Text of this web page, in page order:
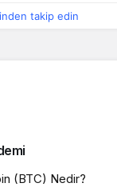
takip edin
(BTC) Nedir?